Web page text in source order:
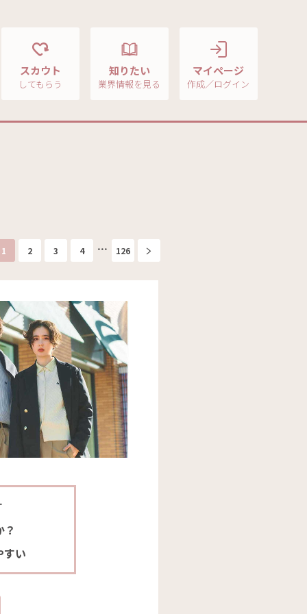
スカウト
してもらう
知りたい
業界情報を見る
マイページ
作成／ログイン
1 2 3 4 126
すい